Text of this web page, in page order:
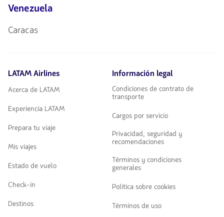
Venezuela
Caracas
LATAM Airlines
Acerca de LATAM
Experiencia LATAM
Prepara tu viaje
Mis viajes
Estado de vuelo
Check-in
Destinos
Información legal
Condiciones de contrato de
transporte
Cargos por servicio
Privacidad, seguridad y
recomendaciones
Términos y condiciones
generales
Política sobre cookies
Términos de uso